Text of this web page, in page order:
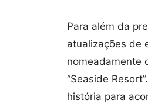
Para além da
atualizações de
nomeadamente
“Seaside
história para